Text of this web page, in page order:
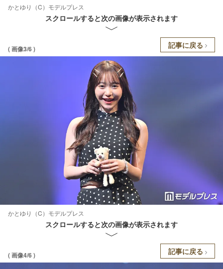
かとゆり（C）モデルプレス
スクロールすると次の画像が表示されます
( 画像3/6 ) 記事に戻る
かとゆり（C）モデルプレス
スクロールすると次の画像が表示されます
( 画像4/6 ) 記事に戻る